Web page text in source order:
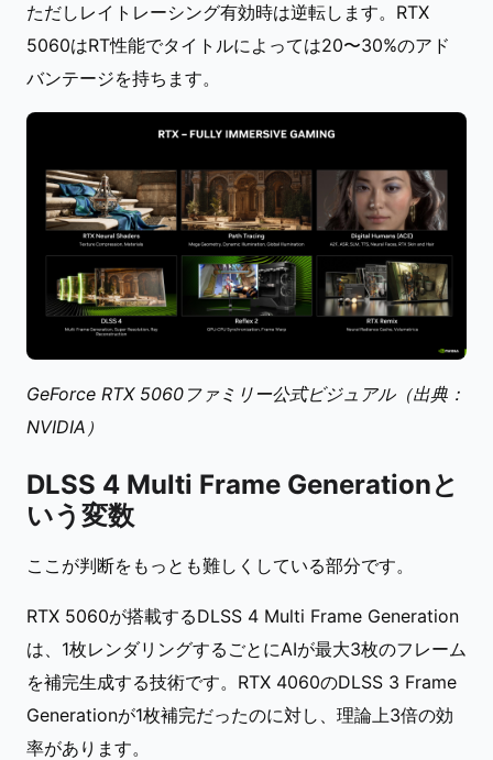
ただしレイトレーシング有効時は逆転します。RTX
5060はRT性能でタイトルによっては20〜30%のアド
バンテージを持ちます。
GeForce RTX 5060ファミリー公式ビジュアル（出典：
NVIDIA）
DLSS 4 Multi Frame Generationと
いう変数
ここが判断をもっとも難しくしている部分です。
RTX 5060が搭載するDLSS 4 Multi Frame Generation
は、1枚レンダリングするごとにAIが最大3枚のフレーム
を補完生成する技術です。RTX 4060のDLSS 3 Frame
Generationが1枚補完だったのに対し、理論上3倍の効
率があります。